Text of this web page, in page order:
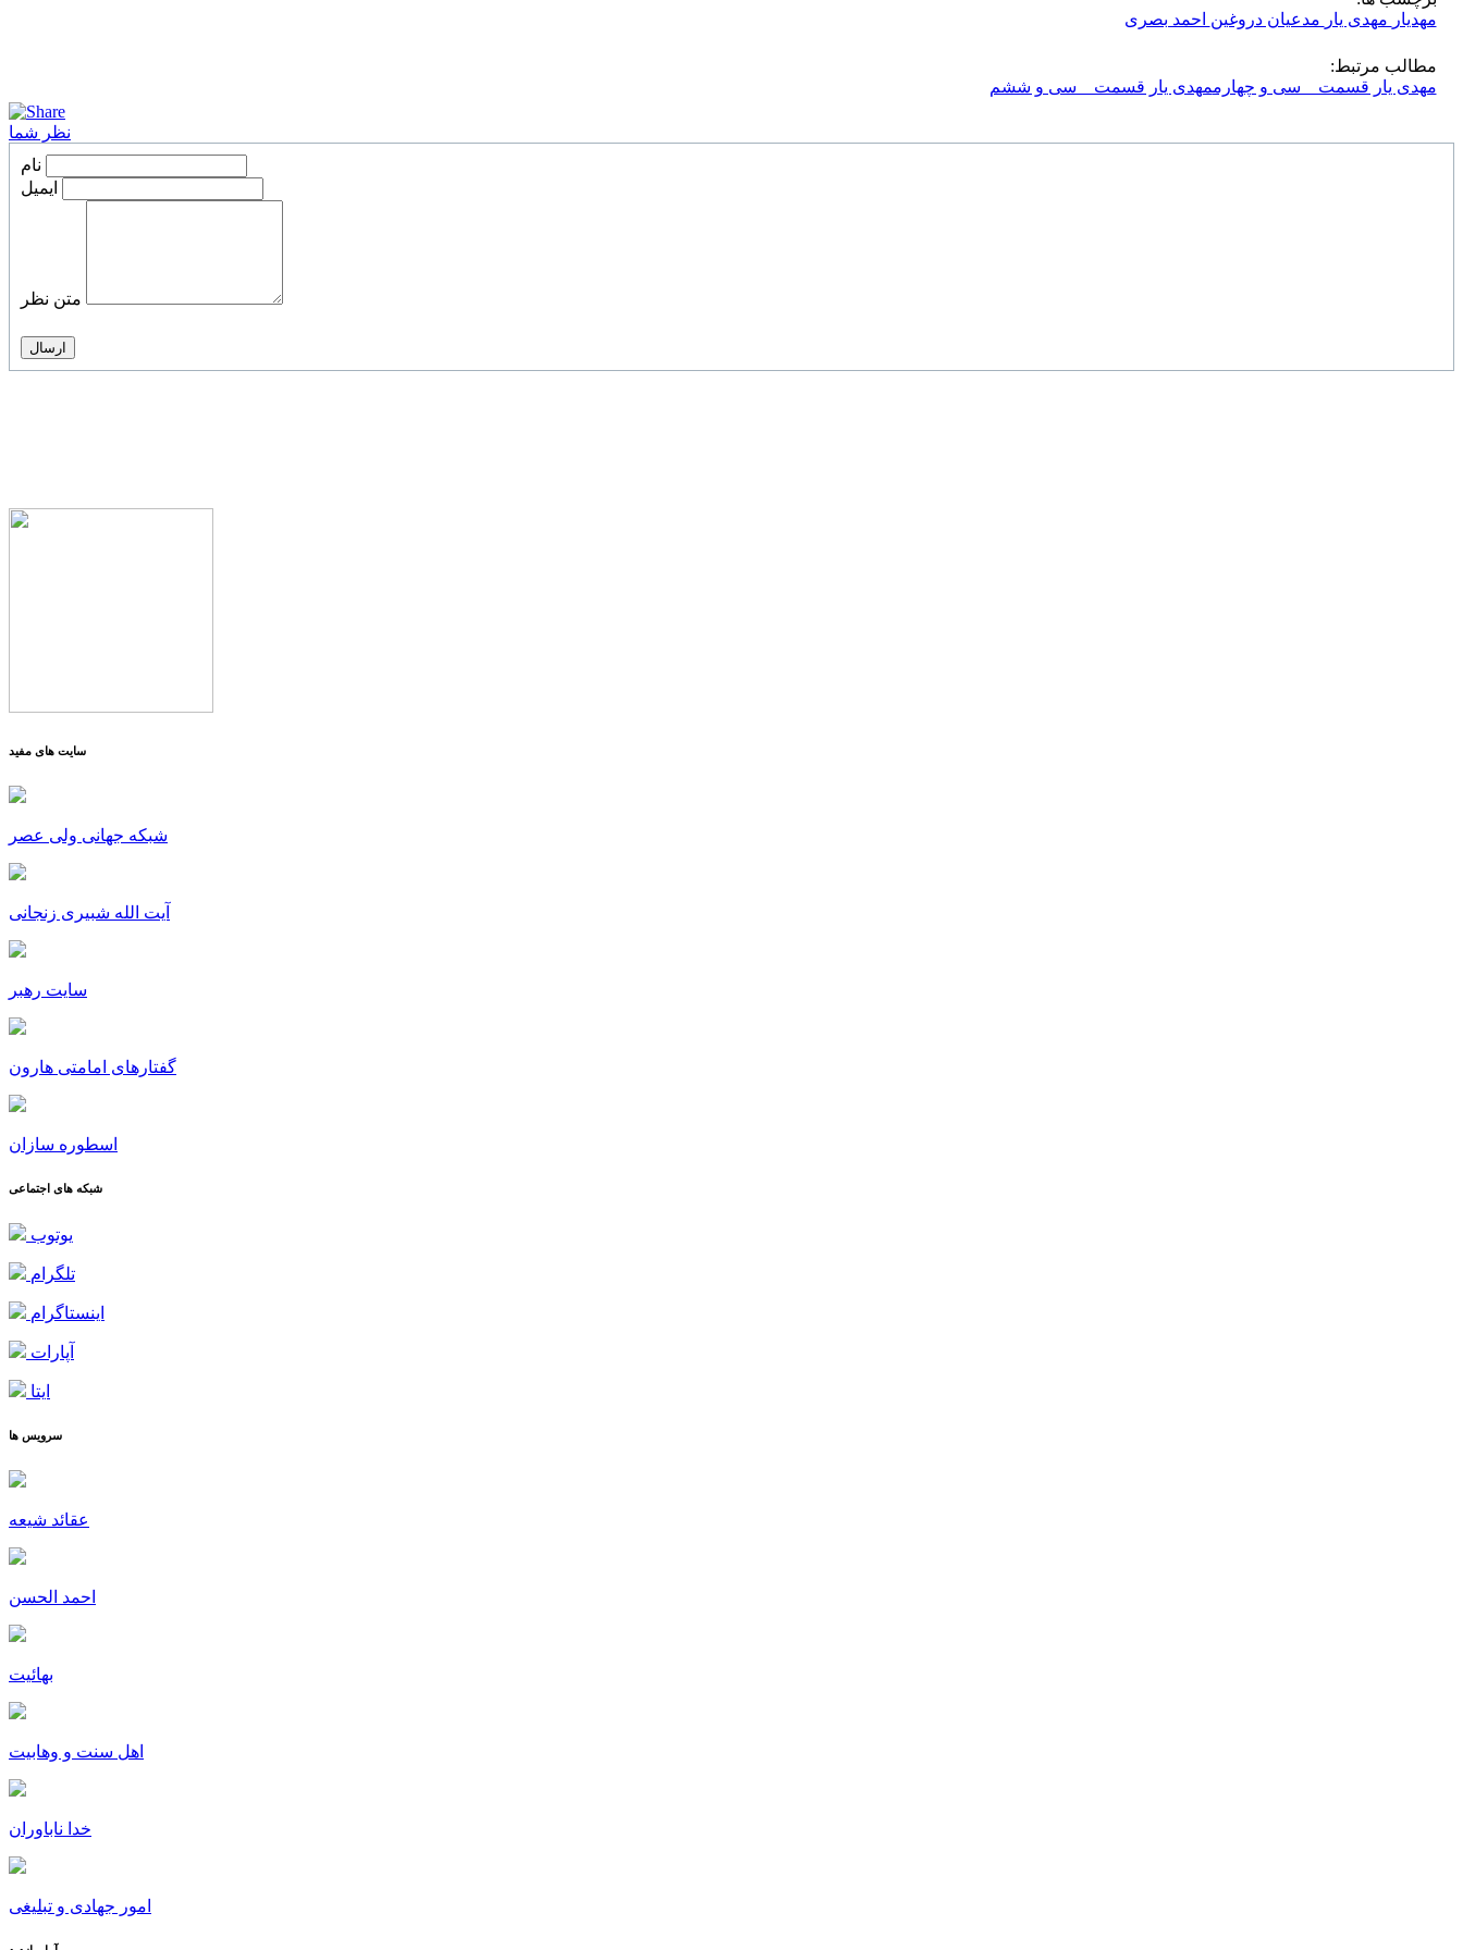
مهدیار مهدی یار مدعیان دروغین احمد بصری
مطالب مرتبط:
مهدی یار قسمت _ سی و چهارممهدی یار قسمت _ سی و ششم
نظر شما
نام
ایمیل
متن نظر
سایت های مفید
شبکه جهانی ولی عصر
آیت الله شبیری زنجانی
سایت رهبر
گفتارهای امامتی هارون
اسطوره سازان
شبکه های اجتماعی
یوتوب
تلگرام
اینستاگرام
آپارات
ایتا
سرویس ها
عقائد شیعه
احمد الحسن
بهائیت
اهل سنت و وهابیت
خدا ناباوران
امور جهادی و تبلیغی